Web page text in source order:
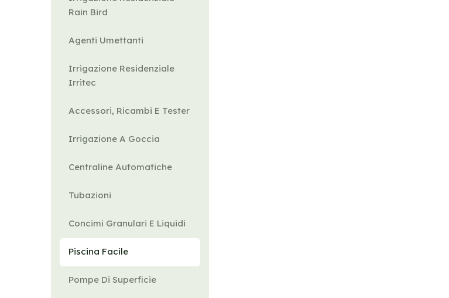
Rain Bird
Agenti Umettanti
Irrigazione Residenziale
Irritec
Accessori, Ricambi E Tester
Irrigazione A Goccia
Centraline Automatiche
Tubazioni
Concimi Granulari E Liquidi
Piscina Facile
Pompe Di Superficie